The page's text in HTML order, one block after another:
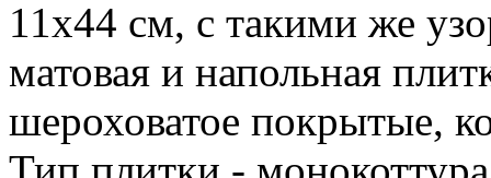
11х44 см, с такими же
матовая и напольная
шероховатое покрытые,